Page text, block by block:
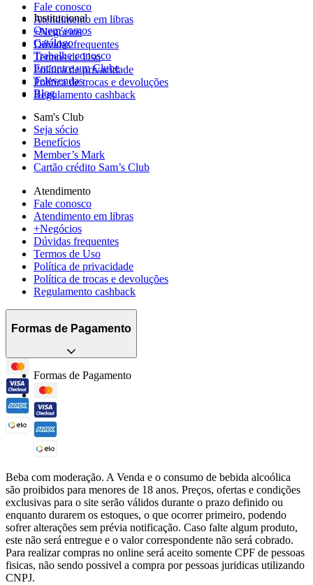
Fale conosco
Atendimento em libras
+Negócios
Dúvidas frequentes
Termos de Uso
Política de privacidade
Política de trocas e devoluções
Regulamento cashback
Institucional
Quem somos
Catálogo
Trabalhe conosco
Encontre um Clube
Televendas
Blog
Sam's Club
Seja sócio
Benefícios
Member’s Mark
Cartão crédito Sam’s Club
Atendimento
Fale conosco
Atendimento em libras
+Negócios
Dúvidas frequentes
Termos de Uso
Política de privacidade
Política de trocas e devoluções
Regulamento cashback
Formas de Pagamento
Formas de Pagamento
Beba com moderação. A Venda e o consumo de bebida alcoólica
são proibidos para menores de 18 anos. Preços, ofertas e condições
exclusivas para o site serão válidos durante o prazo definido ou
enquanto durarem os estoques, o que ocorrer primeiro, podendo
sofrer alterações sem prévia notificação. Caso falte algum produto,
este não será entregue e o valor correspondente não será cobrado.
Para realizar compras no online será aceito somente CPF de pessoas
fisicas, não sendo possivel a compra por pessoas juridicas utilizando
CNPJ.